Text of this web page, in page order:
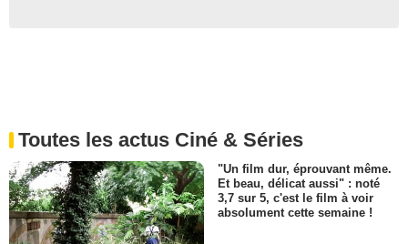
Toutes les actus Ciné & Séries
"Un film dur, éprouvant même.
Et beau, délicat aussi" : noté
3,7 sur 5, c'est le film à voir
absolument cette semaine !